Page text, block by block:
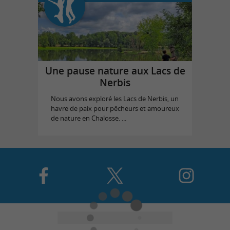
Une pause nature aux Lacs de
Nerbis
Nous avons exploré les Lacs de Nerbis, un
havre de paix pour pêcheurs et amoureux
de nature en Chalosse. ...